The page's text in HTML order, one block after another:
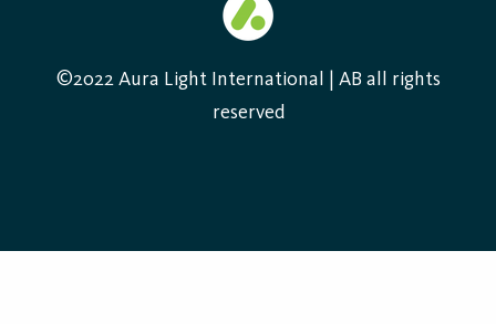
©2022 Aura Light International | AB all rights
reserved